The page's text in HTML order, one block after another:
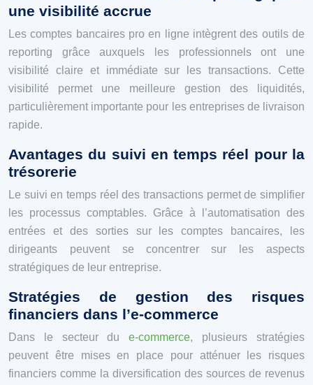
une visibilité accrue
Les comptes bancaires pro en ligne intègrent des outils de
reporting grâce auxquels les professionnels ont une
visibilité claire et immédiate sur les transactions. Cette
visibilité permet une meilleure gestion des liquidités,
particulièrement importante pour les entreprises de livraison
rapide.
Avantages du suivi en temps réel pour la
trésorerie
Le suivi en temps réel des transactions permet de simplifier
les processus comptables. Grâce à l’automatisation des
entrées et des sorties sur les comptes bancaires, les
dirigeants peuvent se concentrer sur les aspects
stratégiques de leur entreprise.
Stratégies de gestion des risques
financiers dans l’e-commerce
Dans le secteur due-commerce, plusieurs stratégies
peuvent être mises en place pour atténuer les risques
financiers comme la diversification des sources de revenus